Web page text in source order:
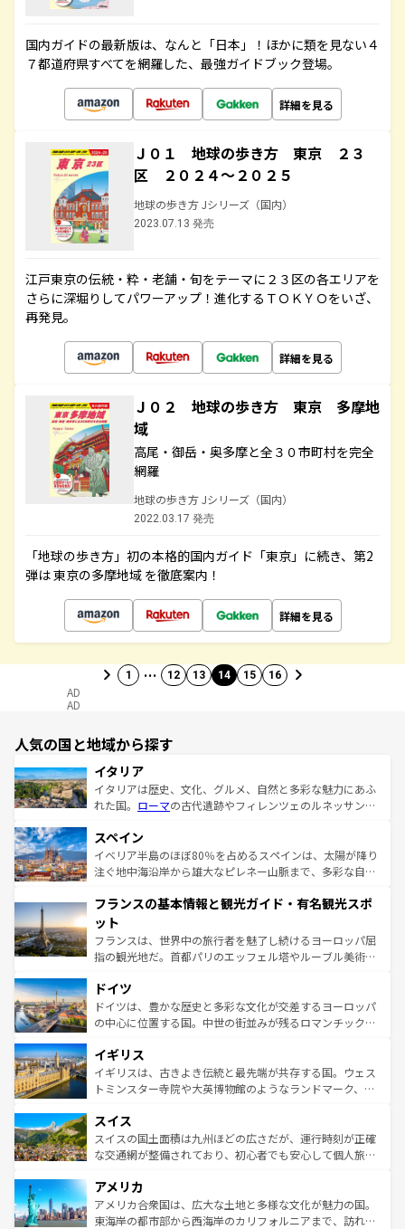
国内ガイドの最新版は、なんと「日本」！ほかに類を見ない４
７都道府県すべてを網羅した、最強ガイドブック登場。
詳細を見る
Ｊ０１ 地球の歩き方 東京 ２３
区 ２０２４～２０２５
地球の歩き方 Jシリーズ（国内）
2023.07.13 発売
江戸東京の伝統・粋・老舗・旬をテーマに２３区の各エリアを
さらに深堀りしてパワーアップ！進化するＴＯＫＹＯをいざ、
再発見。
詳細を見る
Ｊ０２ 地球の歩き方 東京 多摩地
域
高尾・御岳・奥多摩と全３０市町村を完全
網羅
地球の歩き方 Jシリーズ（国内）
2022.03.17 発売
「地球の歩き方」初の本格的国内ガイド「東京」に続き、第2
弾は 東京の多摩地域 を徹底案内！
詳細を見る
1 … 12 13 14 15 16
AD
AD
人気の国と地域から探す
イタリア
イタリアは歴史、文化、グルメ、自然と多彩な魅力にあふ
れた国。 ローマの古代遺跡やフィレンツェのルネッサンス
ろん、トスカーナの美しい田園風景やアマルフィ海岸の絶
景など、自然景観も見逃せない。観光の合間には、本場の
ピザやパスタなど、絶品のイタリア料理を堪能することも
ませてくれるイタリアで、忘れられない旅をしてみよう！
なお、新着のイタリア情報は
しい。
スペイン
イベリア半島のほぼ80％を占めるスペインは、太陽が降り
注ぐ地中海沿岸から雄大なピレネー山脈まで、多彩な自然
文化が根付くこの国では、情熱的なフラメンコ、熱気あふ
れる闘牛、そして美味しいタパスが生活の一部となってい
る。首都マドリードの洗練された雰囲気や、バルセロナの
アートに溢れた街角から、地方では古代ローマ遺跡や中世
せる。地方によって風土や気候が異なるスペインはその個
性で訪れる人を魅了する。 なお、新着のスペイン情報は コ
ンテンツ一覧を参照してほしい。
フランスの基本情報と観光ガイド・有名観光スポ
ット
フランスは、世界中の旅行者を魅了し続けるヨーロッパ屈
指の観光地だ。首都パリのエッフェル塔やルーブル美術館
で、幅広い魅力が詰まっている。華麗な宮殿、歴史的な大
聖堂、美しいビーチ、そして豊かな自然が、訪れる者を心
から魅了する。また、フランスは美食の国としても知ら
いる。シャンパンの発祥地であるランス、プロヴァンスの
香り高いラベンダー畑など、多彩な楽しみ方が可能だ。さ
らに、パリ以外の地域にも魅力が溢れており、どの街角に
れる地方に足を運ぶとそれぞれで全く異なる文化を体験で
きるだろう。 なお、新着のフランス情報はコンテンツ一覧
を参照してほしい。
ドイツ
ドイツは、豊かな歴史と多彩な文化が交差するヨーロッパ
の中心に位置する国。中世の街並みが残るロマンチック街
顔を持つこの国は、どこを歩いても飽きることがない。ベ
ルリンの文化的活気、バイエルン州のアルプスの絶景、そ
してライン川沿いのワイン畑といった風景は必見。ビール
は、お酒好きな人にはぜひ体験してほしい。 なお、新着の
ドイツ情報はコンテンツ一覧を参照してほしい。
イギリス
イギリスは、古きよき伝統と最先端が共存する国。ウェス
トミンスター寺院や大英博物館のようなランドマーク、歴
リアごとに異なる魅力がある。また、優雅なアフタヌーン
ティー、ビール好きにはたまらない英国パブ、サッカー観
戦など、本場だからこそできる体験も豊富。イギリスを旅
ンツ一覧を参照してほしい。
スイス
スイスの国土面積は九州ほどの広さだが、運行時刻が正確
な交通網が整備されており、初心者でも安心して個人旅行
の建物がそのまま残る町や、スイスならではのユニークな
博物館もあり、アルプス観光だけでなく町歩きも満喫する
ことができる。国民の所得が高いため物価も高いが、旅行
アメリカ
アメリカ合衆国は、広大な土地と多様な文化が魅力の国。
東海岸の都市部から西海岸のカリフォルニアまで、訪れる